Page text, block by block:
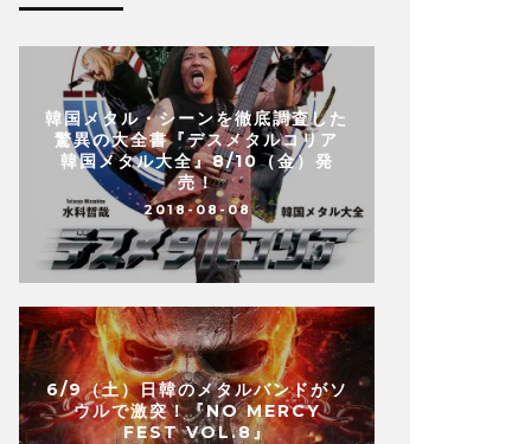
韓国メタル・シーンを徹底調査した
驚異の大全書『デスメタルコリア
韓国メタル大全』8/10（金）発
売！
2018-08-08
6/9（土）日韓のメタルバンドがソ
ウルで激突！『NO MERCY
FEST VOL.8』